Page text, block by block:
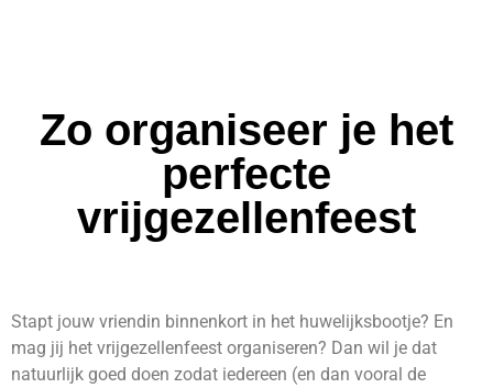
Zo organiseer je het
perfecte
vrijgezellenfeest
Stapt jouw vriendin binnenkort in het huwelijksbootje? En
mag jij het vrijgezellenfeest organiseren? Dan wil je dat
natuurlijk goed doen zodat iedereen (en dan vooral de